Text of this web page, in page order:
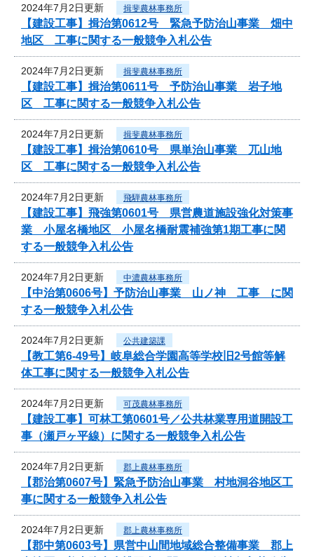
2024年7月2日更新 揖斐農林事務所
【建設工事】揖治第0612号 緊急予防治山事業 畑中
地区 工事に関する一般競争入札公告
2024年7月2日更新 揖斐農林事務所
【建設工事】揖治第0611号 予防治山事業 岩子地
区 工事に関する一般競争入札公告
2024年7月2日更新 揖斐農林事務所
【建設工事】揖治第0610号 県単治山事業 兀山地
区 工事に関する一般競争入札公告
2024年7月2日更新 飛騨農林事務所
【建設工事】飛強第0601号 県営農道施設強化対策事
業 小屋名橋地区 小屋名橋耐震補強第1期工事に関
する一般競争入札公告
2024年7月2日更新 中濃農林事務所
【中治第0606号】予防治山事業 山ノ神 工事 に関
する一般競争入札公告
2024年7月2日更新 公共建築課
【教工第6-49号】岐阜総合学園高等学校旧2号館等解
体工事に関する一般競争入札公告
2024年7月2日更新 可茂農林事務所
【建設工事】可林工第0601号／公共林業専用道開設工
事（瀬戸ヶ平線）に関する一般競争入札公告
2024年7月2日更新 郡上農林事務所
【郡治第0607号】緊急予防治山事業 村地洞谷地区工
事に関する一般競争入札公告
2024年7月2日更新 郡上農林事務所
【郡中第0603号】県営中山間地域総合整備事業 郡上